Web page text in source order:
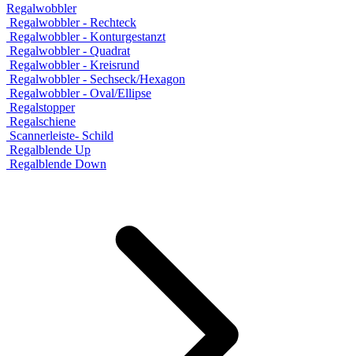
Regalwobbler
Regalwobbler - Rechteck
Regalwobbler - Konturgestanzt
Regalwobbler - Quadrat
Regalwobbler - Kreisrund
Regalwobbler - Sechseck/Hexagon
Regalwobbler - Oval/Ellipse
Regalstopper
Regalschiene
Scannerleiste- Schild
Regalblende Up
Regalblende Down